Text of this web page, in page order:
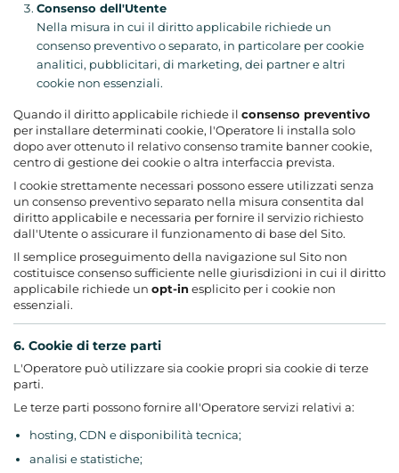
Consenso dell'Utente
Nella misura in cui il diritto applicabile richiede un
consenso preventivo o separato, in particolare per cookie
analitici, pubblicitari, di marketing, dei partner e altri
cookie non essenziali.
Quando il diritto applicabile richiede il consenso preventivo
per installare determinati cookie, l'Operatore li installa solo
dopo aver ottenuto il relativo consenso tramite banner cookie,
centro di gestione dei cookie o altra interfaccia prevista.
I cookie strettamente necessari possono essere utilizzati senza
un consenso preventivo separato nella misura consentita dal
diritto applicabile e necessaria per fornire il servizio richiesto
dall'Utente o assicurare il funzionamento di base del Sito.
Il semplice proseguimento della navigazione sul Sito non
costituisce consenso sufficiente nelle giurisdizioni in cui il diritto
applicabile richiede un opt-in esplicito per i cookie non
essenziali.
6. Cookie di terze parti
L'Operatore può utilizzare sia cookie propri sia cookie di terze
parti.
Le terze parti possono fornire all'Operatore servizi relativi a:
hosting, CDN e disponibilità tecnica;
analisi e statistiche;